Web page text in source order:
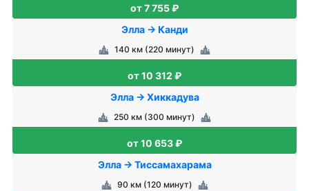
от 7 755 ₽
Элла → Канди
140 км (220 минут)
от 10 312 ₽
Элла → Хиккадува
250 км (300 минут)
от 10 653 ₽
Элла → Тиссамахарама
90 км (120 минут)